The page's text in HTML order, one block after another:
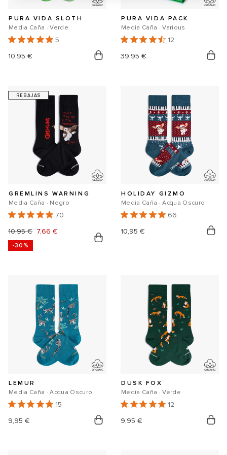
PURA VIDA SLOTH
Media Caña · Verde
5
Precio
10,95 €
PURA VIDA PACK
Media Caña · Various
12
Precio
39,95 €
REBAJAS
GREMLINS WARNING
Media Caña · Negro
70
Precio
habitual
10,95 €
Precio
de
7,66 €
-30%
HOLIDAY GIZMO
Media Caña · Acqua Oscuro
66
Precio
10,95 €
LEMUR
Media Caña · Acqua Oscuro
15
Precio
9,95 €
DUSK FOX
Media Caña · Verde
12
Precio
9,95 €